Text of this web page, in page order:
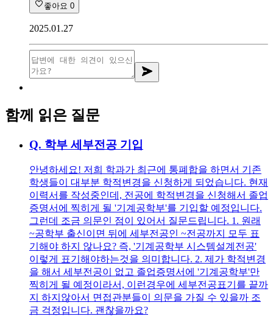
좋아요 0
2025.01.27
함께 읽은 질문
Q. 학부 세부전공 기입
안녕하세요! 저희 학과가 최근에 통폐합을 하면서 기존
학생들이 대부분 학적변경을 신청하게 되었습니다. 현재
이력서를 작성중인데, 전공에 학적변경을 신청해서 졸업
증명서에 찍히게 될 '기계공학부'를 기입할 예정입니다.
그런데 조금 의문인 점이 있어서 질문드립니다. 1. 원래
~공학부 출신이면 뒤에 세부전공인 ~전공까지 모두 표
기해야 하지 않나요? 즉, '기계공학부 시스템설계전공'
이렇게 표기해야하는것을 의미합니다. 2. 제가 학적변경
을 해서 세부전공이 없고 졸업증명서에 '기계공학부'만
찍히게 될 예정이라서, 이런경우에 세부전공표기를 끝까
지 하지않아서 면접관분들이 의문을 가질 수 있을까 조
금 걱정입니다. 괜찮을까요?